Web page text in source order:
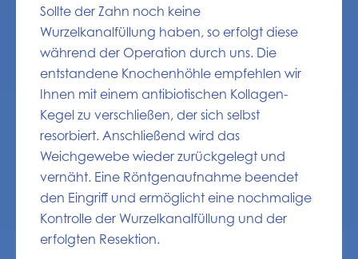
Sollte der Zahn noch keine
Wurzelkanalfüllung haben, so erfolgt diese
während der Operation durch uns. Die
entstandene Knochenhöhle empfehlen wir
Ihnen mit einem antibiotischen Kollagen-
Kegel zu verschließen, der sich selbst
resorbiert. Anschließend wird das
Weichgewebe wieder zurückgelegt und
vernäht. Eine Röntgenaufnahme beendet
den Eingriff und ermöglicht eine nochmalige
Kontrolle der Wurzelkanalfüllung und der
erfolgten Resektion.